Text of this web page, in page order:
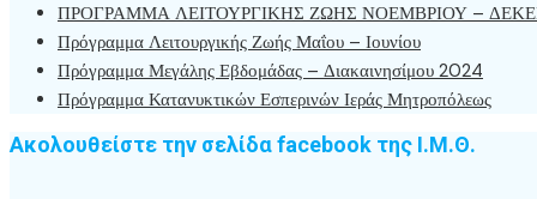
ΠΡΟΓΡΑΜΜΑ ΛΕΙΤΟΥΡΓΙΚΗΣ ΖΩΗΣ ΝΟΕΜΒΡΙΟΥ –
Πρόγραμμα Λειτουργικής Ζωής Μαΐου – Ιουνίου
Πρόγραμμα Μεγάλης Εβδομάδας – Διακαινησίμου 2024
Πρόγραμμα Κατανυκτικών Εσπερινών Ιεράς Μητροπόλεως
Ακολουθείστε την σελίδα facebook της Ι.Μ.Θ.